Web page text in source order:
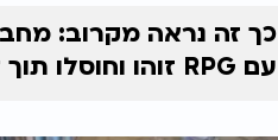
כך זה נראה מקרוב:
עם RPG זוהו וחוסלו תוך דקות